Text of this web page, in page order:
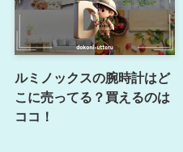
ルミノックスの腕時計はど
こに売ってる？買えるのは
ココ！